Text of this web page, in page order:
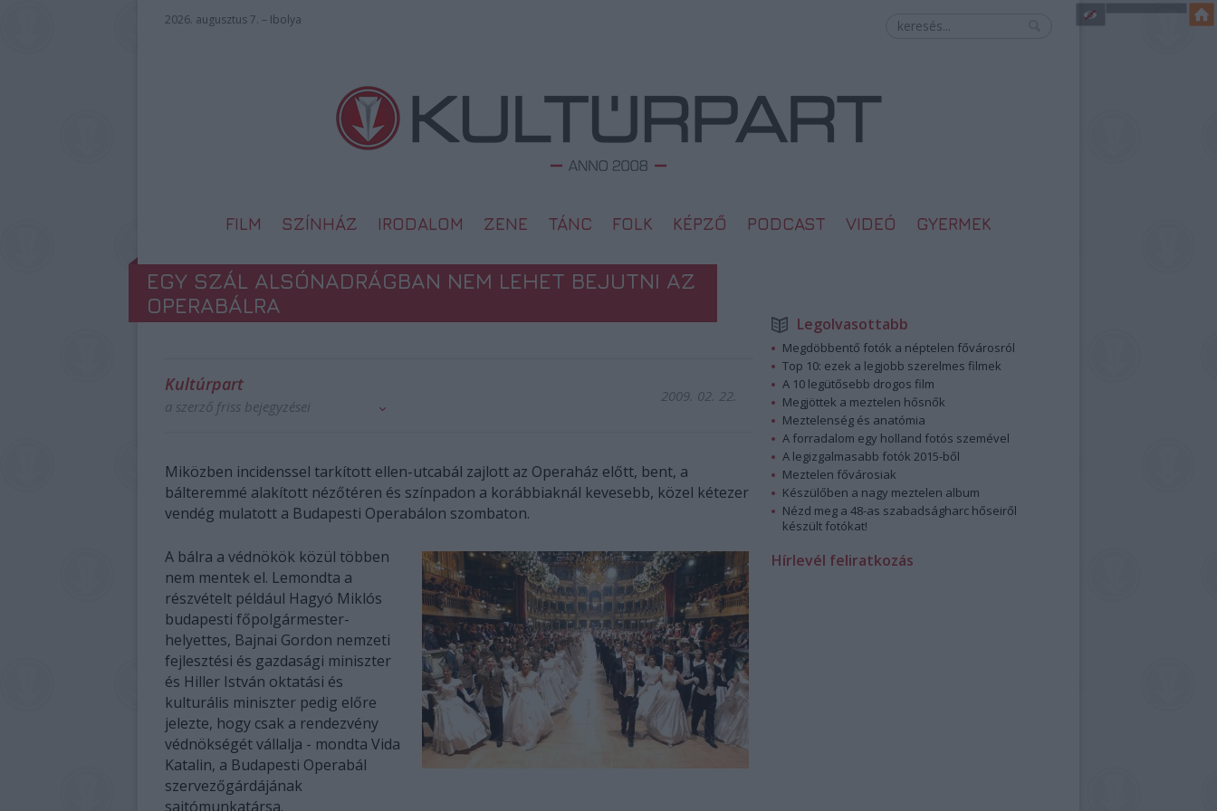
2026. augusztus 7. – Ibolya
FILM SZÍNHÁZ IRODALOM ZENE TÁNC FOLK KÉPZŐ PODCAST VIDEÓ GYERMEK
EGY SZÁL ALSÓNADRÁGBAN NEM LEHET BEJUTNI AZ
OPERABÁLRA
Kultúrpart
a szerző friss bejegyzései
2009. 02. 22.
Miközben incidenssel tarkított ellen-utcabál zajlott az Operaház előtt, bent, a
bálteremmé alakított nézőtéren és színpadon a korábbiaknál kevesebb, közel kétezer
vendég mulatott a Budapesti Operabálon szombaton.
A bálra a védnökök közül többen
nem mentek el. Lemondta a
részvételt például Hagyó Miklós
budapesti főpolgármester-
helyettes, Bajnai Gordon nemzeti
fejlesztési és gazdasági miniszter
és Hiller István oktatási és
kulturális miniszter pedig előre
jelezte, hogy csak a rendezvény
védnökségét vállalja - mondta Vida
Katalin, a Budapesti Operabál
szervezőgárdájának
sajtómunkatársa.
Legolvasottabb
Megdöbbentő fotók a néptelen fővárosról
Top 10: ezek a legjobb szerelmes filmek
A 10 legütősebb drogos film
Megjöttek a meztelen hősnők
Meztelenség és anatómia
A forradalom egy holland fotós szemével
A legizgalmasabb fotók 2015-ből
Meztelen fővárosiak
Készülőben a nagy meztelen album
Nézd meg a 48-as szabadságharc hőseiről
készült fotókat!
Hírlevél feliratkozás